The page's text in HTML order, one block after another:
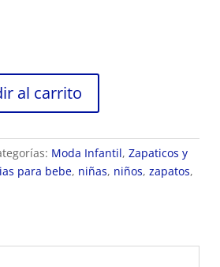
al carrito
Moda Infantil, Zapaticos y
para bebe, niñas, niños, zapatos,